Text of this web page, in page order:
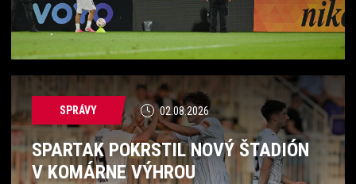
SPRÁVY 02.08.2026
SPARTAK POKRSTIL NOVÝ ŠTADIÓN
V KOMÁRNE VÝHROU